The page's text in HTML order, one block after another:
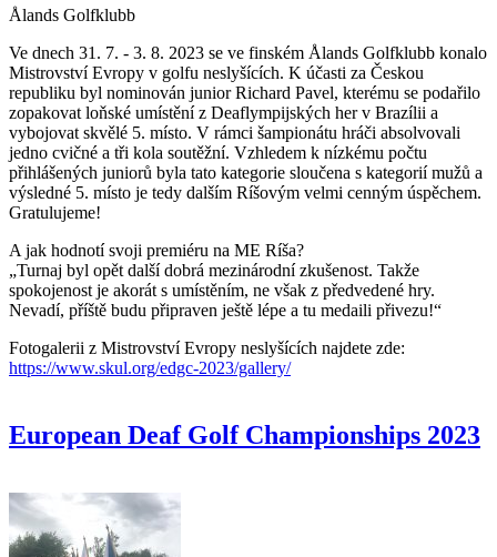
Ålands Golfklubb
Ve dnech 31. 7. - 3. 8. 2023 se ve finském Ålands Golfklubb konalo
Mistrovství Evropy v golfu neslyšících. K účasti za Českou
republiku byl nominován junior Richard Pavel, kterému se podařilo
zopakovat loňské umístění z Deaflympijských her v Brazílii a
vybojovat skvělé 5. místo. V rámci šampionátu hráči absolvovali
jedno cvičné a tři kola soutěžní. Vzhledem k nízkému počtu
přihlášených juniorů byla tato kategorie sloučena s kategorií mužů a
výsledné 5. místo je tedy dalším Ríšovým velmi cenným úspěchem.
Gratulujeme!
A jak hodnotí svoji premiéru na ME Ríša?
„Turnaj byl opět další dobrá mezinárodní zkušenost. Takže
spokojenost je akorát s umístěním, ne však z předvedené hry.
Nevadí, příště budu připraven ještě lépe a tu medaili přivezu!“
Fotogalerii z Mistrovství Evropy neslyšících najdete zde:
https://www.skul.org/edgc-2023/gallery/
European Deaf Golf Championships 2023